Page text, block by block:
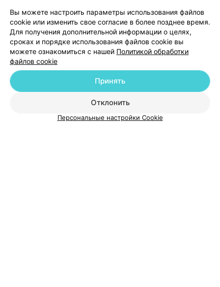
Добавить компанию
Вы можете настроить параметры использования файлов
cookie или изменить свое согласие в более позднее время.
Для получения дополнительной информации о целях,
сроках и порядке использования файлов cookie вы
можете ознакомиться с нашей Политикой обработки
файлов cookie
Отклонить
Принять
Персональные настройки Cookie